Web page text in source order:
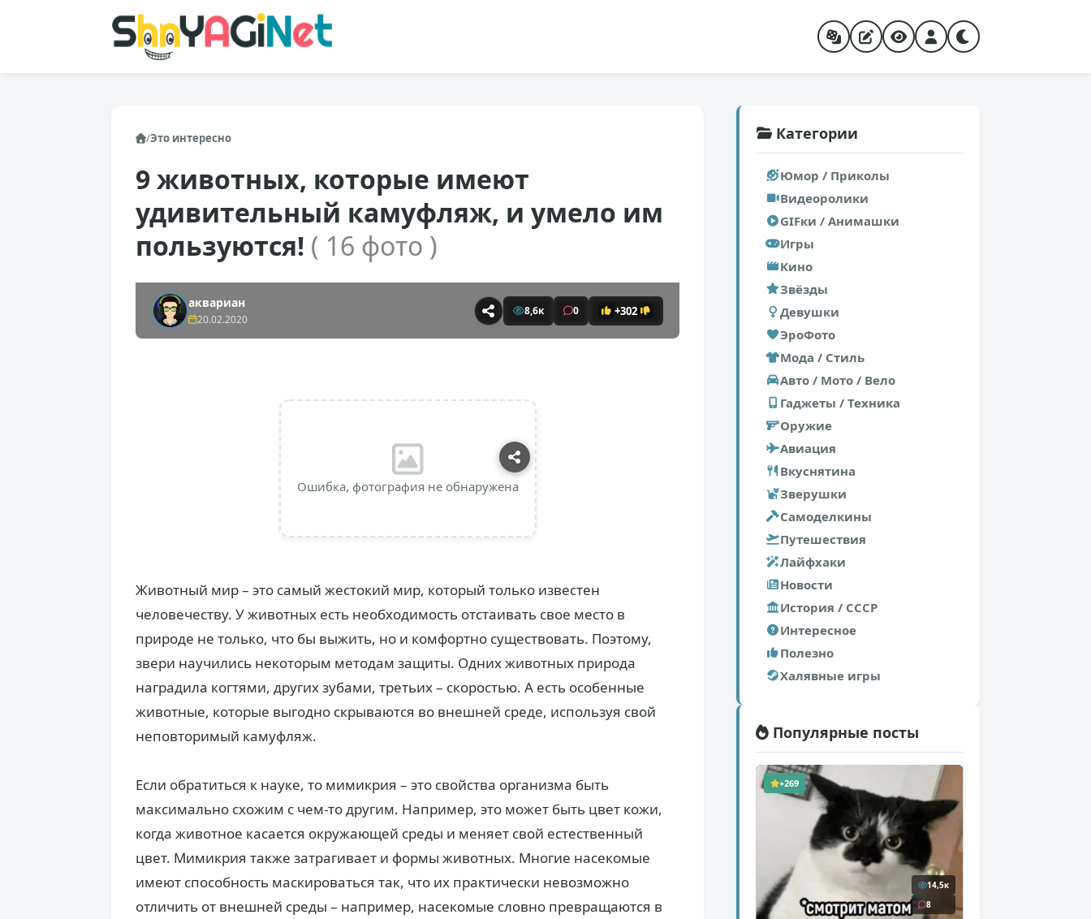
/Это интересно
9 животных, которые имеют
удивительный камуфляж, и умело им
пользуются! ( 16 фото )
аквариан
20.02.2020
8,6к 0 +302
Ошибка, фотография не обнаружена
Животный мир – это самый жестокий мир, который только известен
человечеству. У животных есть необходимость отстаивать свое место в
природе не только, что бы выжить, но и комфортно существовать. Поэтому,
звери научились некоторым методам защиты. Одних животных природа
наградила когтями, других зубами, третьих – скоростью. А есть особенные
животные, которые выгодно скрываются во внешней среде, используя свой
неповторимый камуфляж.
Если обратиться к науке, то мимикрия – это свойства организма быть
максимально схожим с чем-то другим. Например, это может быть цвет кожи,
когда животное касается окружающей среды и меняет свой естественный
цвет. Мимикрия также затрагивает и формы животных. Многие насекомые
имеют способность маскироваться так, что их практически невозможно
отличить от внешней среды – например, насекомые словно превращаются в
Категории
Юмор / Приколы
Видеоролики
GIFки / Анимашки
Игры
Кино
Звёзды
Девушки
ЭроФото
Мода / Стиль
Авто / Мото / Вело
Гаджеты / Техника
Оружие
Авиация
Вкуснятина
Зверушки
Самоделкины
Путешествия
Лайфхаки
Новости
История / СССР
Интересное
Полезно
Халявные игры
Популярные посты
+269
14,5к
8